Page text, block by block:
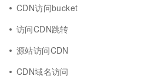
CDN访问bucket
访问CDN跳转
源站访问CDN
CDN域名访问